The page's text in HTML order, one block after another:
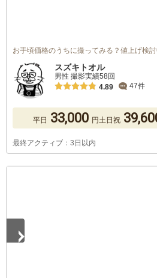
お手頃価格のうちに撮ってみる？値上げ検
スズキトオル
男性 撮影実績58回
4.89
47件
平日 33,000 円土日祝
最終アクティブ：3日以内